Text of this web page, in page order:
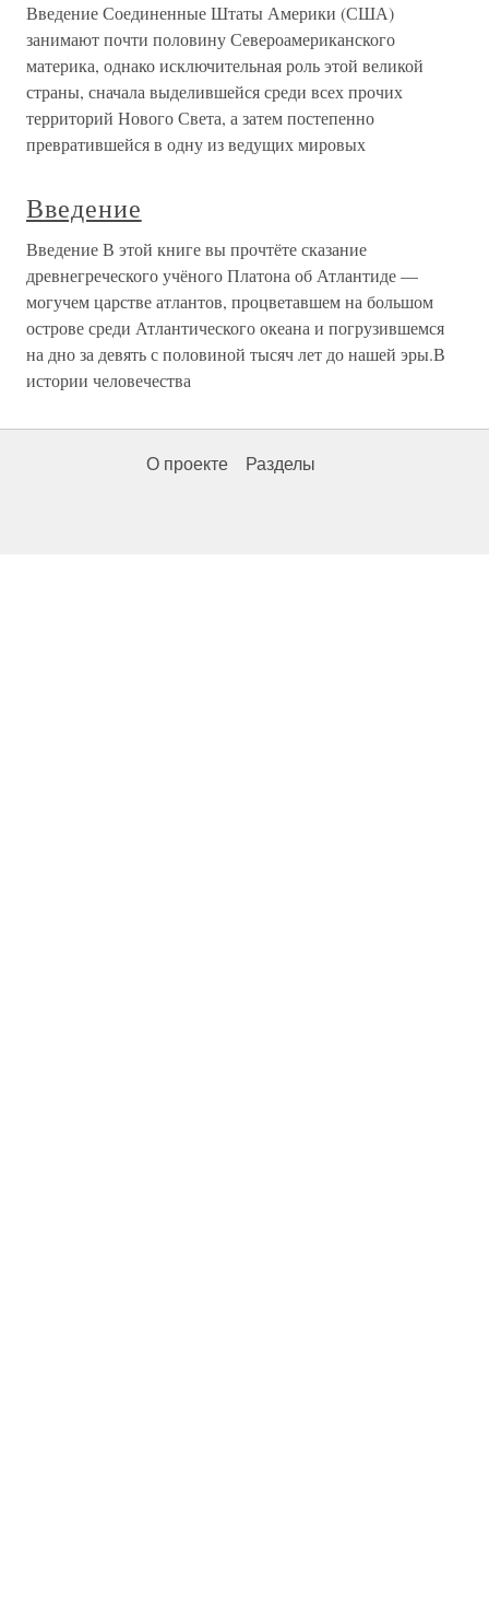
Введение Соединенные Штаты Америки (США)
занимают почти половину Североамериканского
материка, однако исключительная роль этой великой
страны, сначала выделившейся среди всех прочих
территорий Нового Света, а затем постепенно
превратившейся в одну из ведущих мировых
Введение
Введение В этой книге вы прочтёте сказание
древнегреческого учёного Платона об Атлантиде —
могучем царстве атлантов, процветавшем на большом
острове среди Атлантического океана и погрузившемся
на дно за девять с половиной тысяч лет до нашей эры.В
истории человечества
О проекте Разделы